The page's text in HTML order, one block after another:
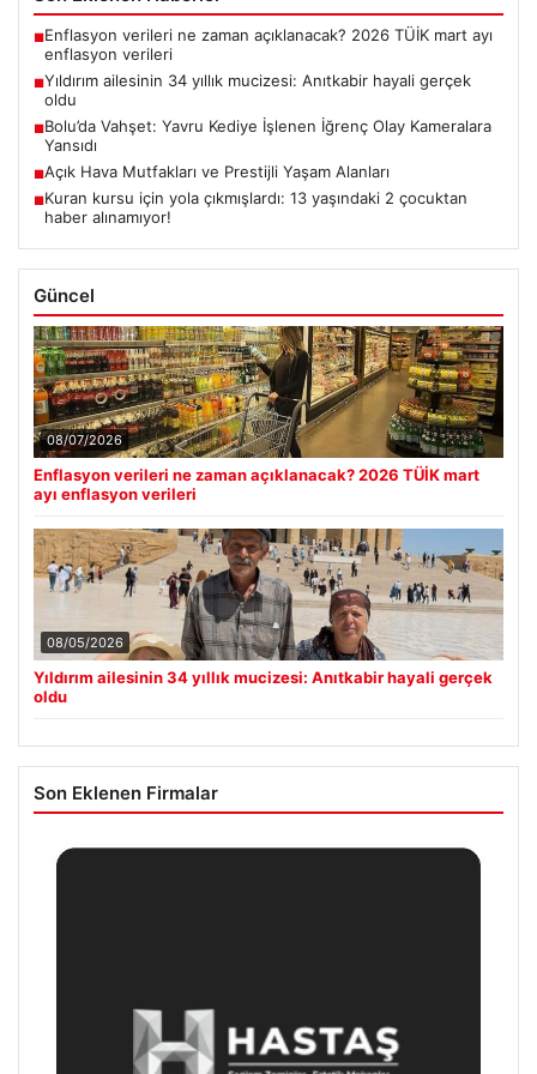
■Enflasyon verileri ne zaman açıklanacak? 2026 TÜİK mart ayı
enflasyon verileri
■Yıldırım ailesinin 34 yıllık mucizesi: Anıtkabir hayali gerçek
oldu
■Bolu’da Vahşet: Yavru Kediye İşlenen İğrenç Olay Kameralara
Yansıdı
■Açık Hava Mutfakları ve Prestijli Yaşam Alanları
■Kuran kursu için yola çıkmışlardı: 13 yaşındaki 2 çocuktan
haber alınamıyor!
Güncel
08/07/2026
Enflasyon verileri ne zaman açıklanacak? 2026 TÜİK mart
ayı enflasyon verileri
08/05/2026
Yıldırım ailesinin 34 yıllık mucizesi: Anıtkabir hayali gerçek
oldu
Son Eklenen Firmalar